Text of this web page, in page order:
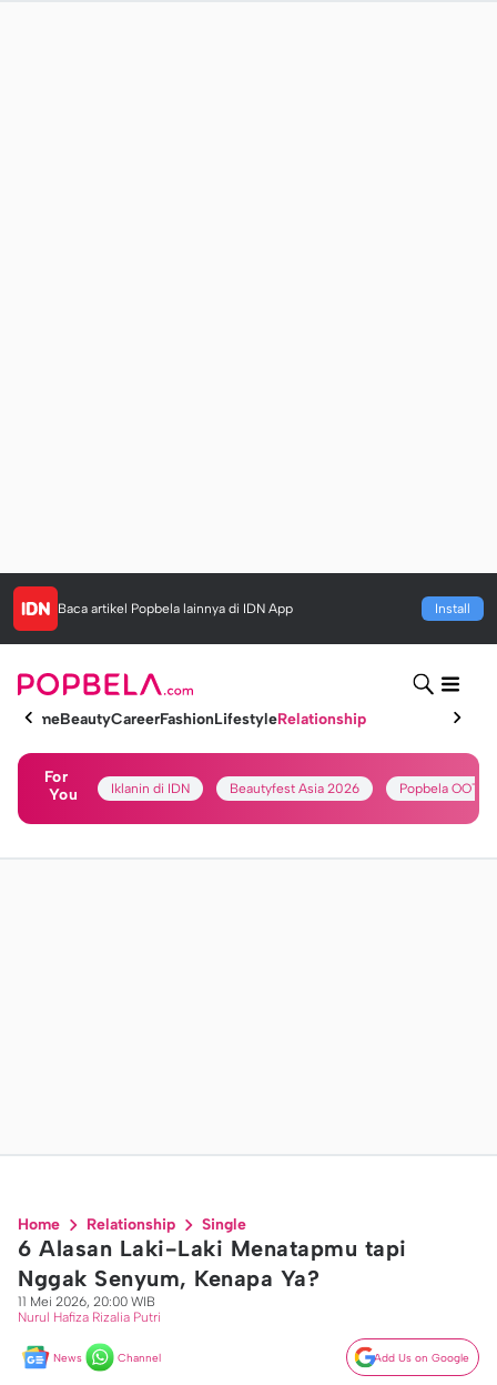
Baca artikel Popbela lainnya di IDN App Install
HomeBeautyCareerFashionLifestyleRelationship
For
You
Iklanin di IDN Beautyfest Asia 2026 Popbela OOTD
Home Relationship Single
6 Alasan Laki-Laki Menatapmu tapi
Nggak Senyum, Kenapa Ya?
11 Mei 2026, 20:00 WIB
Nurul Hafiza Rizalia Putri
News Channel Add Us on Google